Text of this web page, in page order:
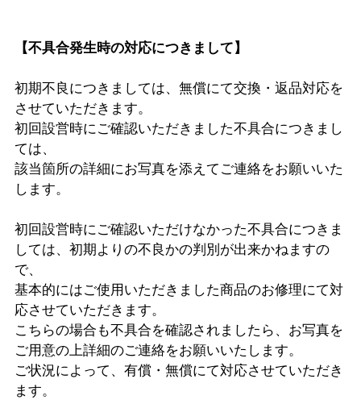
【不具合発生時の対応につきまして】
初期不良につきましては、無償にて交換・返品対応を
させていただきます。
初回設営時にご確認いただきました不具合につきまし
ては、
該当箇所の詳細にお写真を添えてご連絡をお願いいた
します。
初回設営時にご確認いただけなかった不具合につきま
しては、初期よりの不良かの判別が出来かねますの
で、
基本的にはご使用いただきました商品のお修理にて対
応させていただきます。
こちらの場合も不具合を確認されましたら、お写真を
ご用意の上詳細のご連絡をお願いいたします。
ご状況によって、有償・無償にて対応させていただき
ます。